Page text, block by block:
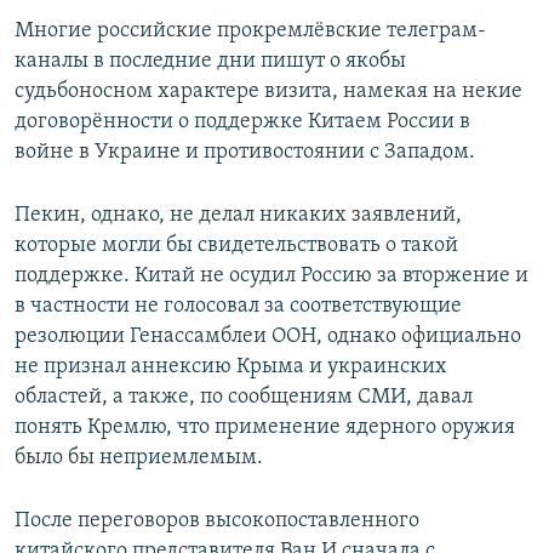
Многие российские прокремлёвские телеграм-
каналы в последние дни пишут о якобы
судьбоносном характере визита, намекая на некие
договорённости о поддержке Китаем России в
войне в Украине и противостоянии с Западом.
Пекин, однако, не делал никаких заявлений,
которые могли бы свидетельствовать о такой
поддержке. Китай не осудил Россию за вторжение и
в частности не голосовал за соответствующие
резолюции Генассамблеи ООН, однако официально
не признал аннексию Крыма и украинских
областей, а также, по сообщениям СМИ, давал
понять Кремлю, что применение ядерного оружия
было бы неприемлемым.
После переговоров высокопоставленного